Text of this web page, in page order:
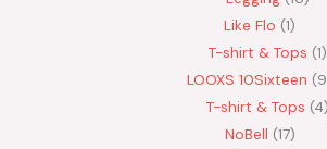
Like Flo 1
T-shirt & Tops 1
LOOXS 10Sixteen
9
T-shirt & Tops 4
NoBell 17